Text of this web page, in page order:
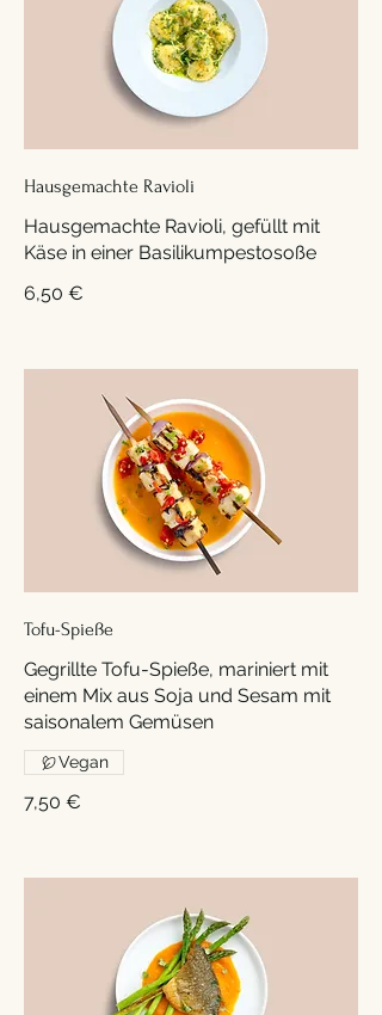
Hausgemachte Ravioli
Hausgemachte Ravioli, gefüllt mit
Käse in einer Basilikumpestosoße
6,50 €
Tofu-Spieße
Gegrillte Tofu-Spieße, mariniert mit
einem Mix aus Soja und Sesam mit
saisonalem Gemüsen
7,50 €
Vegan